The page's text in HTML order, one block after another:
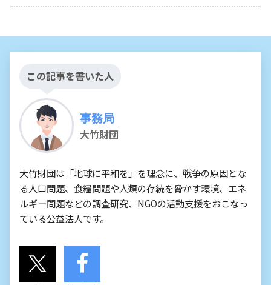
この記事を書いた人
事務局
大竹財団
大竹財団は「地球に平和を」を理念に、戦争の原因とな
る人口問題、食糧問題や人類の存続を脅かす環境、エネ
ルギー問題などの調査研究、NGOの活動支援をおこなっ
ている公益法人です。